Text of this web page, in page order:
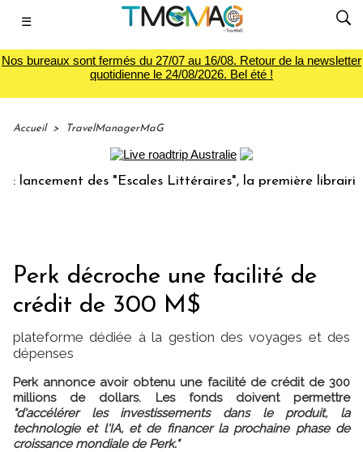
☰
Nos bureaux sont fermés du 27/07 au 16/08. Retour de la newsletter
quotidienne le 24/08/2026. Bel été !
Accueil > TravelManagerMaG
des "Escales Littéraires", la première librairie du
Perk décroche une facilité de
crédit de 300 M$
plateforme dédiée à la gestion des voyages et des
dépenses
Perk annonce avoir obtenu une facilité de crédit de 300
millions de dollars. Les fonds doivent permettre
"d'accélérer les investissements dans le produit, la
technologie et l'IA, et de financer la prochaine phase de
croissance mondiale de Perk."